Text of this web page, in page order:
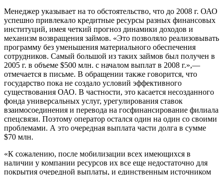
Менеджер указывает на то обстоятельство, что до 2008 г. ОАО
успешно привлекало кредитные ресурсы разных финансовых
институций, имея четкий прогноз динамики доходов и
механизм возвращения займов. «Это позволяло реализовывать
программу без уменьшения материального обеспечения
сотрудников. Самый большой из таких займов был получен в
2005 г. в объеме $500 млн. c началом выплат в 2008 г.»,—
отмечается в письме. В обращении также говорится, что
государство пока не создало условий эффективного
существования ОАО. В частности, это касается несозданного
фонда универсальных услуг, урегулирования ставок
взаимосоединения и перевода на госфинансирование филиала
спецсвязи. Поэтому оператор остался один на один со своими
проблемами. А это очередная выплата части долга в сумме
$70 млн.
«К сожалению, после мобилизации всех имеющихся в
наличии у компании ресурсов их все еще недостаточно для
покрытия очередной выплаты, и единственным источником